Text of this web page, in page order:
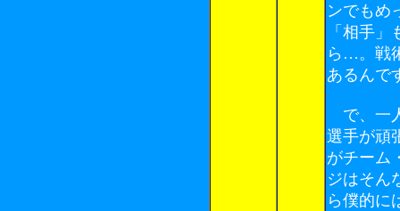
ンでもめ
「相手
ら…。戦
あるんで
で、一
選手が頑
がチーム
ジはそん
ら僕的に